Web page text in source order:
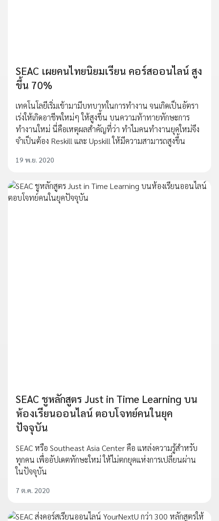
SEAC เผยคนไทยนิยมเรียน คอร์สออนไลน์ สูง
ขึ้น 70%
เทคโนโลยีเริ่มเข้ามามีบทบาทในการทำงาน จนเกิดเป็นอัตรา
เร่งให้เกิดอาชีพใหม่ๆ ให้สูงขึ้น บนความท้าทายทักษะการ
ทำงานใหม่ นี่คือเหตุผลสำคัญที่ว่า ทำไมคนทำงานยุคใหม่จึง
จำเป็นต้อง Reskill และ Upskill ให้มีความสามารถสูงขึ้น
19 พ.ย. 2020
SEAC ชูหลักสูตร Just in Time Learning บน
ห้องเรียนออนไลน์ ตอบโจทย์คนในยุค
ปัจจุบัน
SEAC หรือ Southeast Asia Center คือ แหล่งความรู้สำหรับ
ทุกคน เพื่ออัปเดตทักษะใหม่ ให้ไม่ตกยุคแห่งการเปลี่ยนผ่าน
ในปัจจุบัน
7 ต.ค. 2020